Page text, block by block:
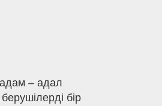
– адал
бір